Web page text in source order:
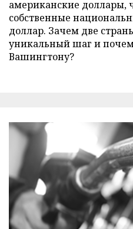
американские доллары,
собственные
доллар. Зачем две
уникальный шаг и
Вашингтону?